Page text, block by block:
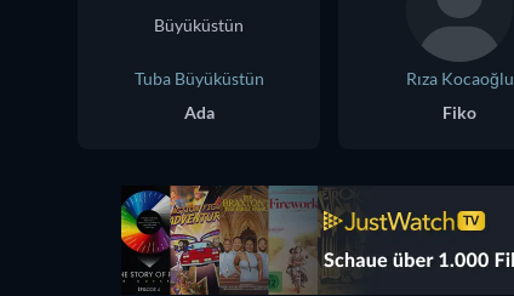
Tuba Büyüküstün
Ada
Rıza Kocaoğlu
Fiko